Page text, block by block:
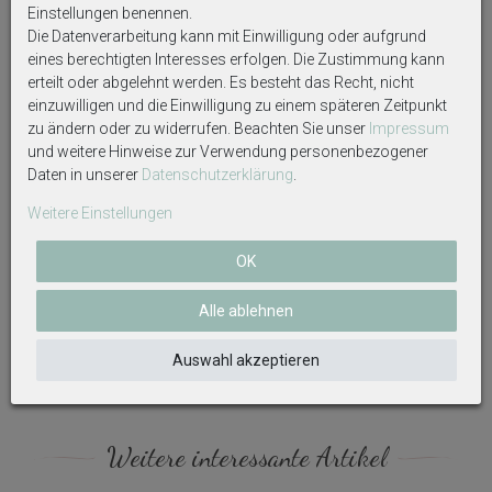
vorgesehenen Kästchen; falls keine Personalisierung
gewünscht ist, geben Sie bitte "ohne Personalisierung"
ein.
Manchmal kann ein Artikel ohne Personalisierung nicht
versendet werden, dann müssen wir leider nach 12
Stunden ohne Angabe stornieren.
Personalisierte Artikel sind vom Umtausch
Weitere interessante Artikel
Einstellungen benennen.
Die Datenverarbeitung kann mit Einwilligung oder aufgrund
eines berechtigten Interesses erfolgen. Die Zustimmung kann
erteilt oder abgelehnt werden. Es besteht das Recht, nicht
einzuwilligen und die Einwilligung zu einem späteren Zeitpunkt
zu ändern oder zu widerrufen. Beachten Sie unser Impressum
und weitere Hinweise zur Verwendung personenbezogener
Daten in unserer Daten­schutz­erklärung.
Weitere Einstellungen
OK
Alle ablehnen
Auswahl akzeptieren